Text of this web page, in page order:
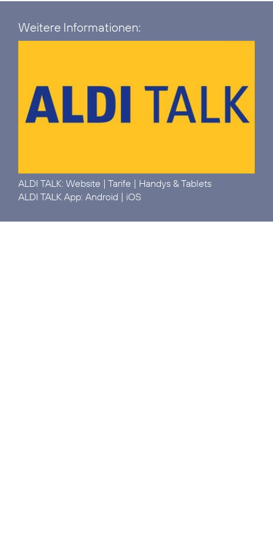
Weitere Informationen:
ALDI TALK: Website | Tarife | Handys & Tablets
ALDI TALK App: Android | iOS